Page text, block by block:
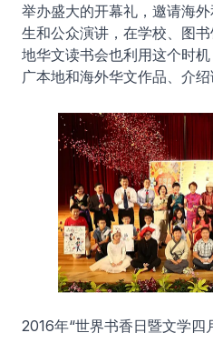
举办盛大的开幕礼，邀请海
生和公众演讲，在学校、图
地华文读书会也利用这个时
广本地和海外华文作品、介绍
2016年“世界书香日暨文学四